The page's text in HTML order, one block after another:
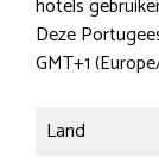
hotels
Deze
GMT+1
Land